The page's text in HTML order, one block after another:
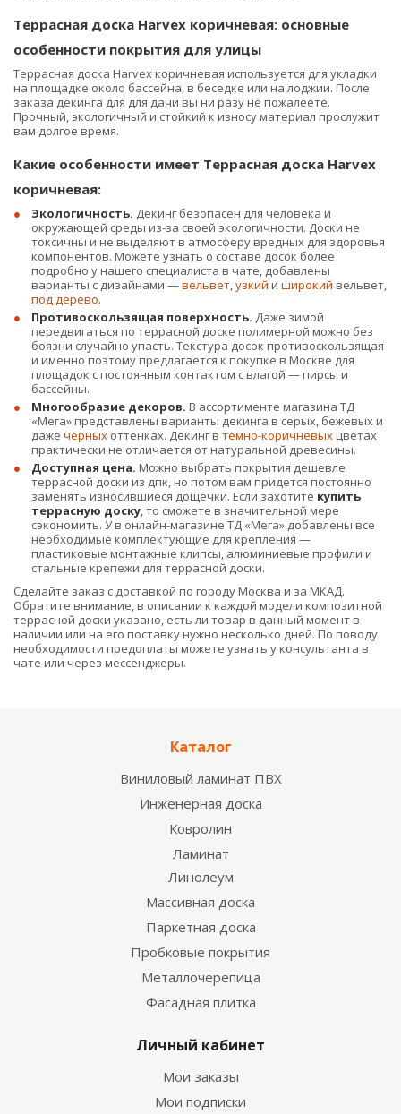
Террасная доска Harvex коричневая: основные
особенности покрытия для улицы
Террасная доска Harvex коричневая используется для укладки
на площадке около бассейна, в беседке или на лоджии. После
заказа декинга для для дачи вы ни разу не пожалеете.
Прочный, экологичный и стойкий к износу материал прослужит
вам долгое время.
Какие особенности имеет Террасная доска Harvex
коричневая:
Экологичность. Декинг безопасен для человека и
окружающей среды из-за своей экологичности. Доски не
токсичны и не выделяют в атмосферу вредных для здоровья
компонентов. Можете узнать о составе досок более
подробно у нашего специалиста в чате, добавлены
варианты с дизайнами —вельвет,узкий и широкий вельвет,
под дерево.
Противоскользящая поверхность. Даже зимой
передвигаться по террасной доске полимерной можно без
боязни случайно упасть. Текстура досок противоскользящая
и именно поэтому предлагается к покупке в Москве для
площадок с постоянным контактом с влагой — пирсы и
бассейны.
Многообразие декоров. В ассортименте магазина ТД
«Мега» представлены варианты декинга в серых, бежевых и
даже черных оттенках. Декинг в темно-коричневыхцветах
практически не отличается от натуральной древесины.
Доступная цена. Можно выбрать покрытия дешевле
террасной доски из дпк, но потом вам придется постоянно
заменять износившиеся дощечки. Если захотите купить
террасную доску, то сможете в значительной мере
сэкономить. У в онлайн-магазине ТД «Мега» добавлены все
необходимые комплектующие для крепления —
пластиковые монтажные клипсы, алюминиевые профили и
стальные крепежи для террасной доски.
Сделайте заказ с доставкой по городу Москва и за МКАД.
Обратите внимание, в описании к каждой модели композитной
террасной доски указано, есть ли товар в данный момент в
наличии или на его поставку нужно несколько дней. По поводу
необходимости предоплаты можете узнать у консультанта в
чате или через мессенджеры.
Каталог
Виниловый ламинат ПВХ
Инженерная доска
Ковролин
Ламинат
Линолеум
Массивная доска
Паркетная доска
Пробковые покрытия
Металлочерепица
Фасадная плитка
Личный кабинет
Мои заказы
Мои подписки